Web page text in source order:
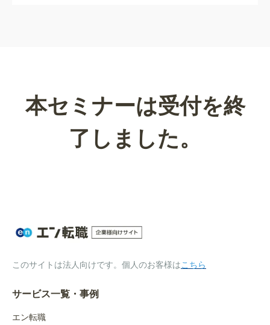
本セミナーは受付を終
了しました。
このサイトは法人向けです。個人のお客様はこちら
サービス一覧・事例
エン転職